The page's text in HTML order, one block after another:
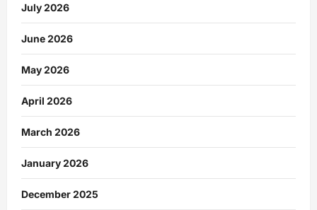
July 2026
June 2026
May 2026
April 2026
March 2026
January 2026
December 2025